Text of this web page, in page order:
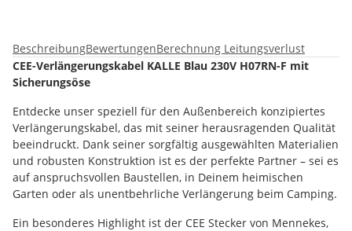
BeschreibungBewertungenBerechnung Leitungsverlust
CEE-Verlängerungskabel KALLE Blau 230V H07RN-F mit
Sicherungsöse
Entdecke unser speziell für den Außenbereich konzipiertes
Verlängerungskabel, das mit seiner herausragenden Qualität
beeindruckt. Dank seiner sorgfältig ausgewählten Materialien
und robusten Konstruktion ist es der perfekte Partner – sei es
auf anspruchsvollen Baustellen, in Deinem heimischen
Garten oder als unentbehrliche Verlängerung beim Camping.
Ein besonderes Highlight ist der CEE Stecker von Mennekes,